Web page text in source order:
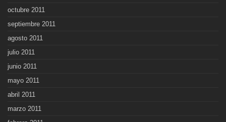
octubre 2011
septiembre 2011
agosto 2011
julio 2011
junio 2011
mayo 2011
abril 2011
marzo 2011